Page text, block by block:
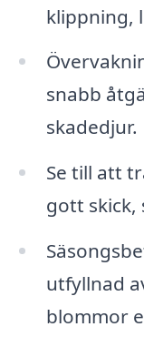
klippning,
snabb
skadedjur.
Se till att
gott skick,
utfyllnad
blommor